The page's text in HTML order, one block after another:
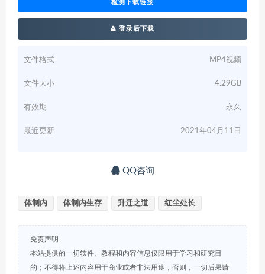
检测下载链接
登录后下载
文件格式 MP4视频
文件大小 4.29GB
有效期 永久
最近更新 2021年04月11日
QQ咨询
体制内 体制内生存 升迁之道 红尘处长
免责声明
本站提供的一切软件、教程和内容信息仅限用于学习和研究目
的；不得将上述内容用于商业或者非法用途，否则，一切后果请